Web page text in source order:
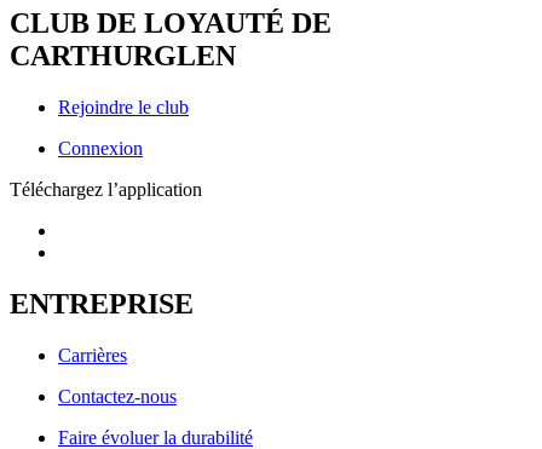
CLUB DE LOYAUTÉ DE
CARTHURGLEN
Rejoindre le club
Connexion
Téléchargez l’application
ENTREPRISE
Carrières
Contactez-nous
Faire évoluer la durabilité